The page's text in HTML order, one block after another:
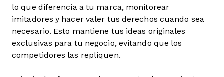
lo que diferencia a tu marca, monitorear
imitadores y hacer valer tus derechos cuando sea
necesario. Esto mantiene tus ideas originales
exclusivas para tu negocio, evitando que los
competidores las repliquen.